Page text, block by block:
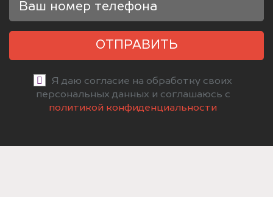
ОТПРАВИТЬ
Я даю согласие на обработку своих
персональных данных и соглашаюсь с
политикой конфиденциальности